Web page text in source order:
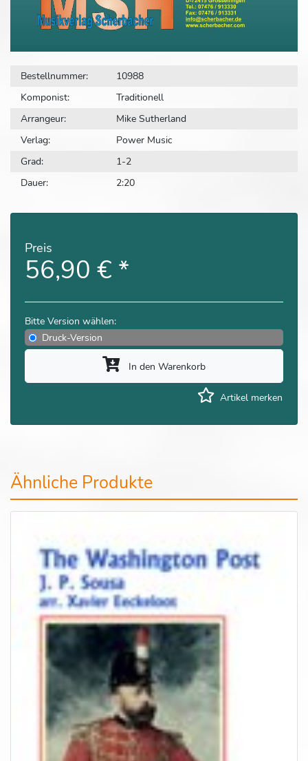
Bestellnummer:
10988
Komponist:
Traditionell
Arrangeur:
Mike Sutherland
Verlag:
Power Music
Grad:
1-2
Dauer:
2:20
Preis
56,90 € *
Bitte Version wählen:
Druck-Version
In den Warenkorb
Artikel merken
Ähnliche Produkte